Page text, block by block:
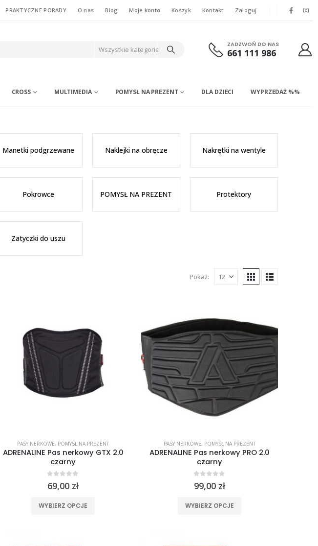
PRAKTYCZNE PORADY O nas Blog Moje konto Koszyk Kontakt Zaloguj
Wszystkie kategorie
ZADZWOŃ DO NAS
661 111 986
CROSS MULTIMEDIA POMYSŁ NA PREZENT DLA DZIECI WYPRZEDAŻ %%
Manetki podgrzewane Naklejki na obręcze Nakrętki na wentyle
Pokrowce POMYSŁ NA PREZENT Protektory
Zatyczki do uszu
Pokaż:
PASY NERKOWE, POMYSŁ NA PREZENT
ADRENALINE Pas nerkowy GTX 2.0
czarny
out of 5
69,00 zł
WYBIERZ OPCJE
PASY NERKOWE, POMYSŁ NA PREZENT
ADRENALINE Pas nerkowy PRO 2.0
czarny
out of 5
99,00 zł
WYBIERZ OPCJE